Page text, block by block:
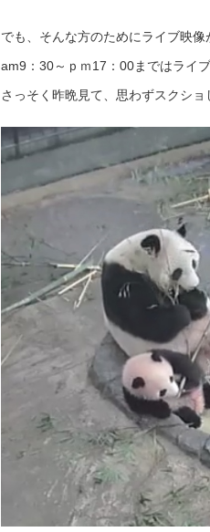
でも、そんな方のためにライブ映
am9：30～ｐｍ17：00まではライ
さっそく昨晩見て、思わずスクシ